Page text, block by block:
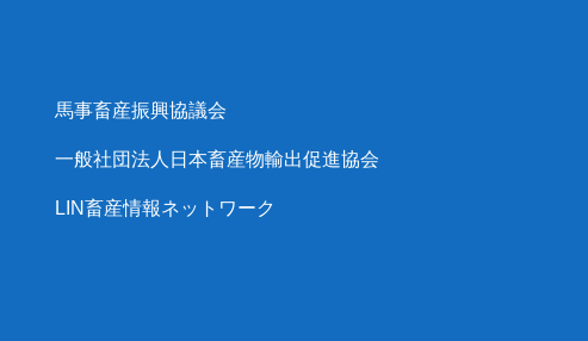
馬事畜産振興協議会
一般社団法人日本畜産物輸出促進協会
LIN畜産情報ネットワーク